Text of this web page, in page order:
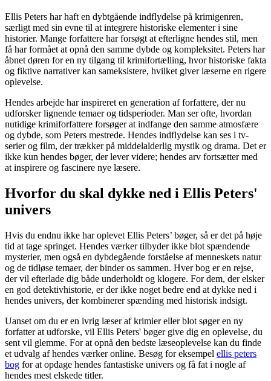
Ellis Peters har haft en dybtgående indflydelse på krimigenren,
særligt med sin evne til at integrere historiske elementer i sine
historier. Mange forfattere har forsøgt at efterligne hendes stil, men
få har formået at opnå den samme dybde og kompleksitet. Peters har
åbnet døren for en ny tilgang til krimifortælling, hvor historiske fakta
og fiktive narrativer kan sameksistere, hvilket giver læserne en rigere
oplevelse.
Hendes arbejde har inspireret en generation af forfattere, der nu
udforsker lignende temaer og tidsperioder. Man ser ofte, hvordan
nutidige krimiforfattere forsøger at indfange den samme atmosfære
og dybde, som Peters mestrede. Hendes indflydelse kan ses i tv-
serier og film, der trækker på middelalderlig mystik og drama. Det er
ikke kun hendes bøger, der lever videre; hendes arv fortsætter med
at inspirere og fascinere nye læsere.
Hvorfor du skal dykke ned i Ellis Peters'
univers
Hvis du endnu ikke har oplevet Ellis Peters’ bøger, så er det på høje
tid at tage springet. Hendes værker tilbyder ikke blot spændende
mysterier, men også en dybdegående forståelse af menneskets natur
og de tidløse temaer, der binder os sammen. Hver bog er en rejse,
der vil efterlade dig både underholdt og klogere. For dem, der elsker
en god detektivhistorie, er der ikke noget bedre end at dykke ned i
hendes univers, der kombinerer spænding med historisk indsigt.
Uanset om du er en ivrig læser af krimier eller blot søger en ny
forfatter at udforske, vil Ellis Peters' bøger give dig en oplevelse, du
sent vil glemme. For at opnå den bedste læseoplevelse kan du finde
et udvalg af hendes værker online. Besøg for eksempel ellis peters
bog for at opdage hendes fantastiske univers og få fat i nogle af
hendes mest elskede titler.